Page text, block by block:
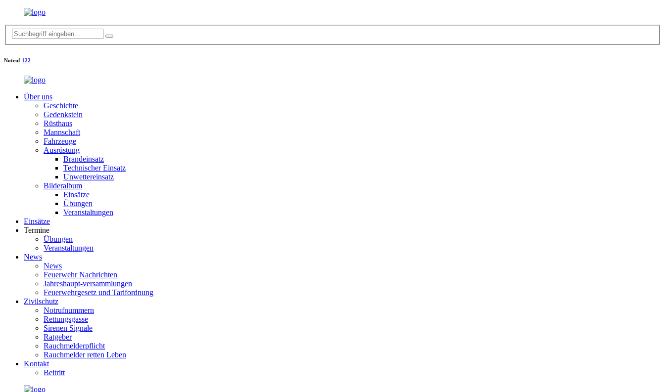
Notruf 122
Über uns
Geschichte
Gedenkstein
Rüsthaus
Mannschaft
Fahrzeuge
Ausrüstung
Brandeinsatz
Technischer Einsatz
Unwettereinsatz
Bilderalbum
Einsätze
Übungen
Veranstaltungen
Einsätze
Termine
Übungen
Veranstaltungen
News
News
Feuerwehr Nachrichten
Jahreshaupt-versammlungen
Feuerwehrgesetz und Tarifordnung
Zivilschutz
Notrufnummern
Rettungsgasse
Sirenen Signale
Ratgeber
Rauchmelderpflicht
Rauchmelder retten Leben
Kontakt
Beitritt